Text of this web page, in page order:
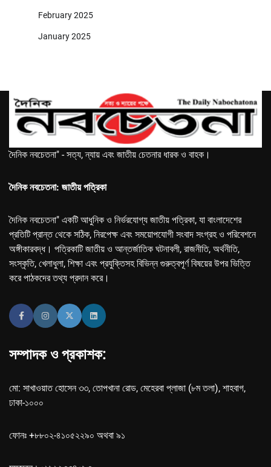
February 2025
January 2025
দৈনিক নবচেতনা" - সত্য, ন্যায় এবং জাতীয় চেতনার ধারক ও বাহক।
দৈনিক নবচেতনা: জাতীয় পত্রিকা
দৈনিক নবচেতনা" একটি আধুনিক ও নির্ভরযোগ্য জাতীয় পত্রিকা, যা বাংলাদেশের
প্রতিটি প্রান্ত থেকে সঠিক, নিরপেক্ষ এবং সময়োপযোগী সংবাদ সংগ্রহ ও পরিবেশনে
অঙ্গীকারবদ্ধ। পত্রিকাটি জাতীয় ও আন্তর্জাতিক ঘটনাবলী, রাজনীতি, অর্থনীতি,
সংস্কৃতি, খেলাধুলা, শিক্ষা এবং প্রযুক্তিসহ বিভিন্ন গুরুত্বপূর্ণ বিষয়ের উপর ভিত্তি
করে পাঠকদের তথ্য প্রদান করে।
সম্পাদক ও প্রকাশক:
মো: সাখাওয়াত হোসেন ৩৩, তোপখানা রোড, মেহেরবা প্লাজা (৮ম তলা), শাহবাগ,
ঢাকা-১০০০
ফোনঃ +৮৮০২-৪১০৫২২৯০ অথবা ৯১